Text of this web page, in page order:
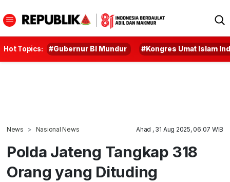
Hot Topics: #Gubernur BI Mundur #Kongres Umat Islam
News Nasional News Ahad , 31 Aug 2025, 06:07 WIB
Polda Jateng Tangkap 318
Orang yang Dituding